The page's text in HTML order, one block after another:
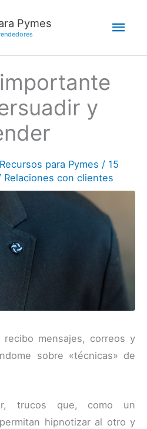
Pymes
y
Recursos para Pymes / 15
Relaciones con clientes
recibo mensajes, correos y
sobre «técnicas» de
trucos que, como un
hipnotizar al otro y